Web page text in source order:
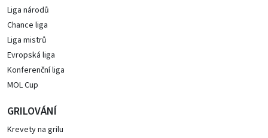
Liga národů
Chance liga
Liga mistrů
Evropská liga
Konferenční liga
MOL Cup
GRILOVÁNÍ
Krevety na grilu